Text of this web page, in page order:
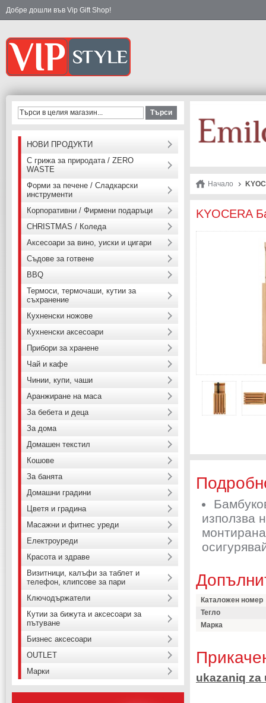
Добре дошли във Vip Gift Shop!
Начало
KYOCERA
използва
Каталожен номер
Тегло
Марка
ukazaniq za
Търси
НОВИ ПРОДУКТИ
С грижа за природата / ZERO
WASTE
Форми за печене / Сладкарски
инструменти
Корпоративни / Фирмени подаръци
CHRISTMAS / Коледа
Аксесоари за вино, уиски и цигари
Съдове за готвене
BBQ
Термоси, термочаши, кутии за
съхранение
Кухненски ножове
Кухненски аксесоари
Прибори за хранене
Чай и кафе
Чинии, купи, чаши
Аранжиране на маса
За бебета и деца
За дома
Домашен текстил
Кошове
За банята
Домашни градини
Цветя и градина
Масажни и фитнес уреди
Електроуреди
Красота и здраве
Визитници, калъфи за таблет и
телефон, клипсове за пари
Ключодържатели
Кутии за бижута и аксесоари за
пътуване
Бизнес аксесоари
OUTLET
Марки